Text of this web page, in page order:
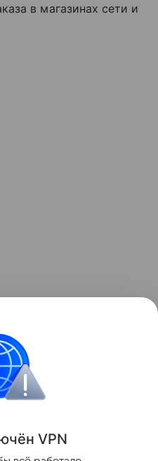
в магазинах сети и
RGB microLED
Поделиться
ён VPN